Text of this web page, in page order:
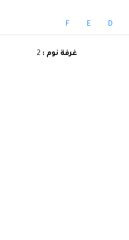
D
E
F
غرفة نوم : 2